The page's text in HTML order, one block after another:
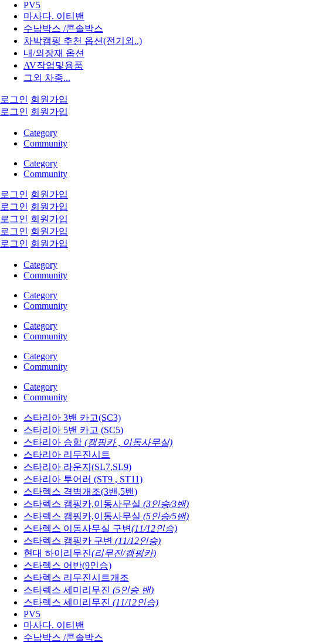
PV5
마사다. 이티밴
수납박스 /콘솔박스
차박캠핑 추천 옵션(전기외..)
내/외장재 옵션
AV작업및용품
그외 차종...
로그인 회원가입
로그인 회원가입
Category
Community
Category
Community
로그인 회원가입
로그인 회원가입
로그인 회원가입
로그인 회원가입
로그인 회원가입
Category
Community
Category
Community
Category
Community
Category
Community
Category
Community
스타리아 3밴 카고(SC3)
스타리아 5밴 카고 (SC5)
스타리아 승합 (캠핑카 , 이동사무실)
스타리아 리무진시트
스타리아 라운지(SL7,SL9)
스타리아 투어러 (ST9 , ST11)
스타렉스 격벽개조(3밴,5밴)
스타렉스 캠핑카,이동사무실 (3인승/3밴)
스타렉스 캠핑카,이동사무실 (5인승/5밴)
스타렉스 이동사무실 구변(11/12인승)
스타렉스 캠핑카 구변 (11/12인승)
현대 하이리무진(리무진/캠핑카)
스타렉스 어반(9인승)
스타렉스 리무진시트개조
스타렉스 세미리무진 (5인승 밴)
스타렉스 세미리무진 (11/12인승)
PV5
마사다. 이티밴
수납박스 /콘솔박스